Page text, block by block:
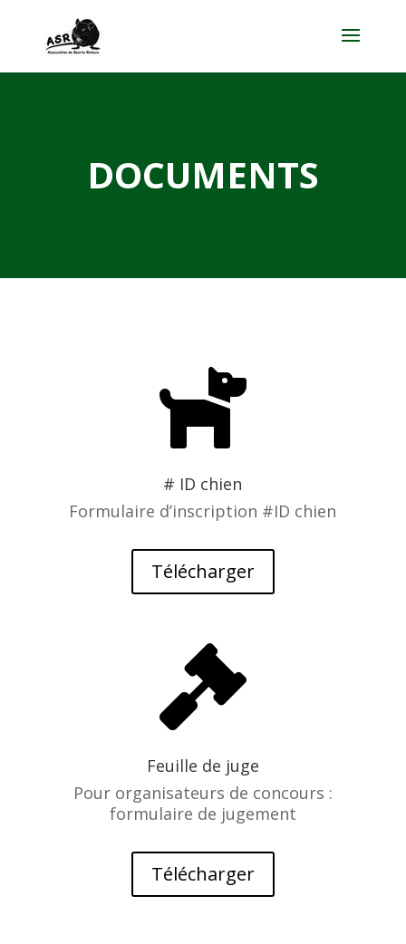
DOCUMENTS

# ID chien
Formulaire d’inscription #ID chien
Télécharger

Feuille de juge
Pour organisateurs de concours :
formulaire de jugement
Télécharger